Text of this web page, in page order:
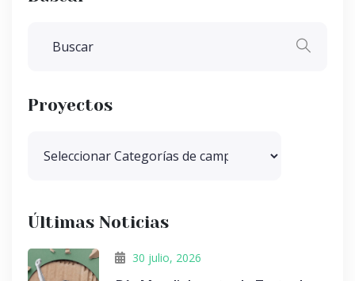
Proyectos
Últimas Noticias
30 julio, 2026